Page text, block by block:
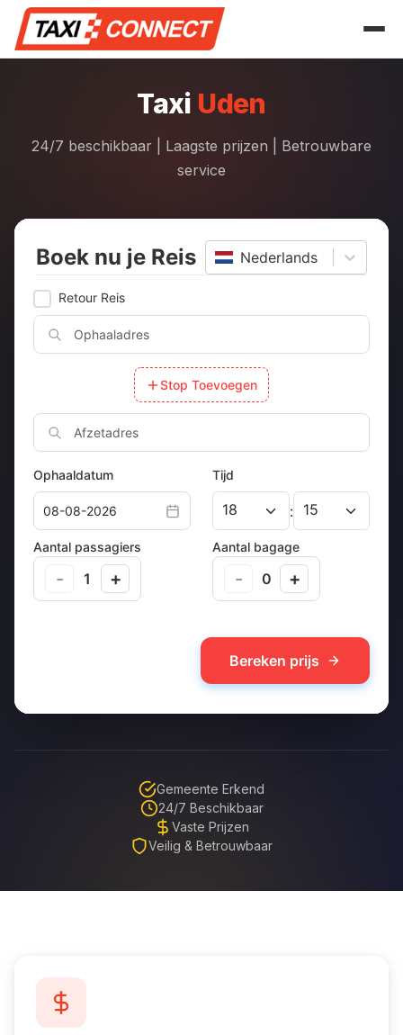
Skip
the
Taxi Uden
24/7 beschikbaar | Laagste prijzen | Betrouwbare
service
Gemeente Erkend
24/7 Beschikbaar
Vaste Prijzen
Veilig & Betrouwbaar